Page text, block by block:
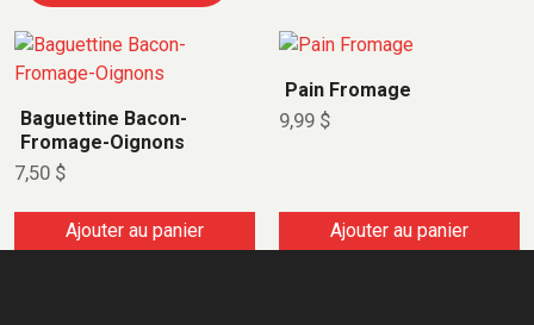
Baguettine Bacon-
Fromage-Oignons
7,50 $
Ajouter au panier
Pain Fromage
9,99 $
Ajouter au panier